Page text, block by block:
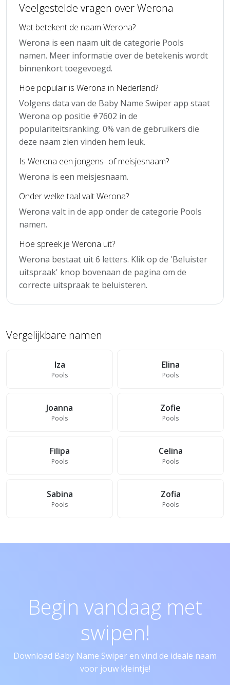
Veelgestelde vragen over Werona
Wat betekent de naam Werona?
Werona is een naam uit de categorie Pools
namen. Meer informatie over de betekenis wordt
binnenkort toegevoegd.
Hoe populair is Werona in Nederland?
Volgens data van de Baby Name Swiper app staat
Werona op positie #7602 in de
populariteitsranking. 0% van de gebruikers die
deze naam zien vinden hem leuk.
Is Werona een jongens- of meisjesnaam?
Werona is een meisjesnaam.
Onder welke taal valt Werona?
Werona valt in de app onder de categorie Pools
namen.
Hoe spreek je Werona uit?
Werona bestaat uit 6 letters. Klik op de 'Beluister
uitspraak' knop bovenaan de pagina om de
correcte uitspraak te beluisteren.
Vergelijkbare namen
Iza
Pools
Elina
Pools
Joanna
Pools
Zofie
Pools
Filipa
Pools
Celina
Pools
Sabina
Pools
Zofia
Pools
Begin vandaag met
swipen!
Download Baby Name Swiper en vind de ideale naam
voor jouw kleintje!